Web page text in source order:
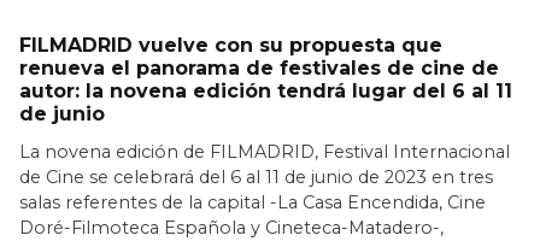
FILMADRID vuelve con su propuesta que
renueva el panorama de festivales de cine de
autor: la novena edición tendrá lugar del 6 al 11
de junio
La novena edición de FILMADRID, Festival Internacional
de Cine se celebrará del 6 al 11 de junio de 2023 en tres
salas referentes de la capital -La Casa Encendida, Cine
Doré-Filmoteca Española y Cineteca-Matadero-,